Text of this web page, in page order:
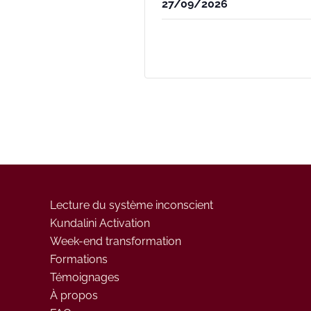
27/09/2026
Lecture du système inconscient
Kundalini Activation
Week-end transformation
Formations
Témoignages
À propos